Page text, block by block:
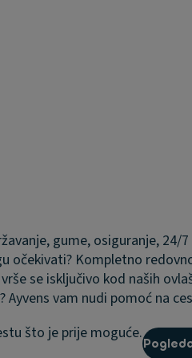
gume, osiguranje, 24/
očekivati? Kompletno
se isključivo kod naših
Ayvens vam nudi pomoć na
što je prije moguće.